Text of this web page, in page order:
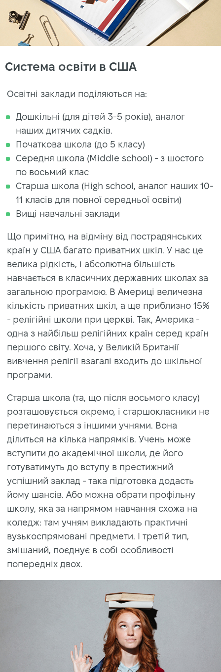
Система освіти в США
Освітні заклади поділяються на:
Дошкільні (для дітей 3-5 років), аналог
наших дитячих садків.
Початкова школа (до 5 класу)
Середня школа (Middle school) - з шостого
по восьмий клас
Старша школа (High school, аналог наших 10-
11 класів для повної середньої освіти)
Вищі навчальні заклади
Що примітно, на відміну від пострадянських
країн у США багато приватних шкіл. У нас це
велика рідкість, і абсолютна більшість
навчається в класичних державних школах за
загальною програмою. В Америці величезна
кількість приватних шкіл, а ще приблизно 15%
- релігійні школи при церкві. Так, Америка -
одна з найбільш релігійних країн серед країн
першого світу. Хоча, у Великій Британії
вивчення релігії взагалі входить до шкільної
програми.
Старша школа (та, що після восьмого класу)
розташовується окремо, і старшокласники не
перетинаються з іншими учнями. Вона
ділиться на кілька напрямків. Учень може
вступити до академічної школи, де його
готуватимуть до вступу в престижний
успішний заклад - така підготовка додасть
йому шансів. Або можна обрати профільну
школу, яка за напрямом навчання схожа на
коледж: там учням викладають практичні
вузькоспрямовані предмети. І третій тип,
змішаний, поєднує в собі особливості
попередніх двох.